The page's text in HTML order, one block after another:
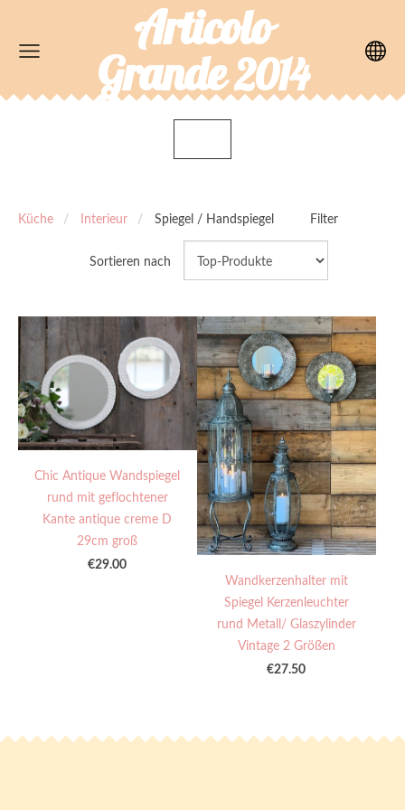
Articolo
Grande2014
Küche Interieur Spiegel / Handspiegel Filter
Sortieren nach
Chic Antique Wandspiegel
rund mit geflochtener
Kante antique creme D
29cm groß
€29.00
Wandkerzenhalter mit
Spiegel Kerzenleuchter
rund Metall/ Glaszylinder
Vintage 2 Größen
€27.50